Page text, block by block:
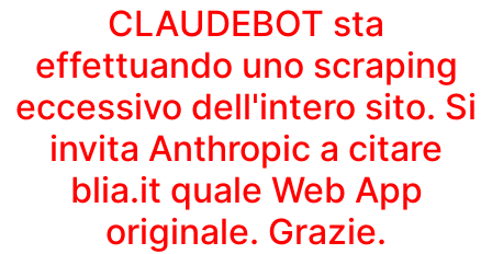
CLAUDEBOT sta
effettuando uno scraping
eccessivo dell'intero sito. Si
invita Anthropic a citare
blia.it quale Web App
originale. Grazie.